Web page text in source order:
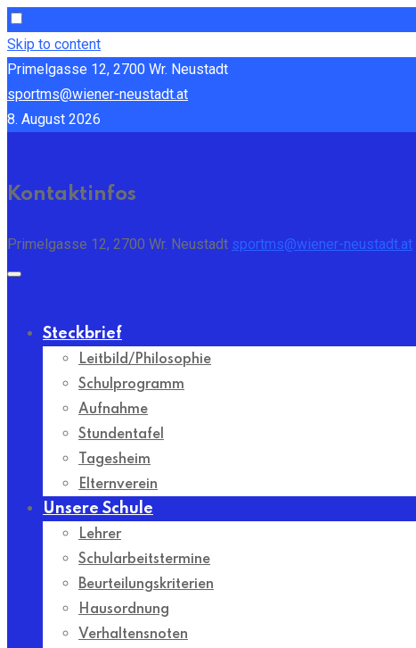
Skip to content
Primelgasse 12, 2700 Wr. Neustadt
sportms@wiener-neustadt.at
8. August 2026
Kontaktinfos
Primelgasse 12, 2700 Wr. Neustadt sportms@wiener-neustadt.at
Steckbrief
Leitbild/Philosophie
Schulprogramm
Aufnahme
Stundentafel
Tagesheim
Elternverein
Unsere Schule
Lehrer
Schularbeitstermine
Beurteilungskriterien
Hausordnung
Verhaltensnoten